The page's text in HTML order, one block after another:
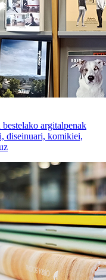
argitalpenak
diseinuari, komikiei,